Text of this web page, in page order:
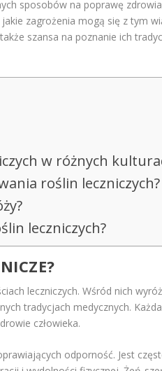
sposobów na poprawę
zagrożenia mogą się z tym
szansa na poznanie ich
w różnych
roślin leczniczych?
leczniczych?
leczniczych. Wśród nich
tradycjach medycznych.
człowieka.
odporność. Jest